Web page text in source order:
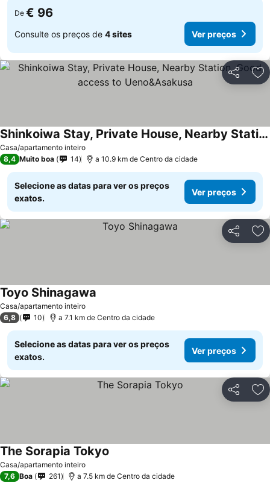
De € 96
Consulte os preços de 4 sites Ver preços
Partilhar
Casa/apartamento inteiro
Shinkoiwa Stay, Private House, Nearby Station, Good access to Ueno&Asakusa
8,4 Muito boa 14 a 10.9 km de Centro da cidade
Selecione as datas para ver os preços
exatos.
Ver preços
Partilhar
Casa/apartamento inteiro
Toyo Shinagawa
6,8 10 a 7.1 km de Centro da cidade
Selecione as datas para ver os preços
exatos.
Ver preços
Partilhar
Casa/apartamento inteiro
The Sorapia Tokyo
7,6 Boa 261 a 7.5 km de Centro da cidade